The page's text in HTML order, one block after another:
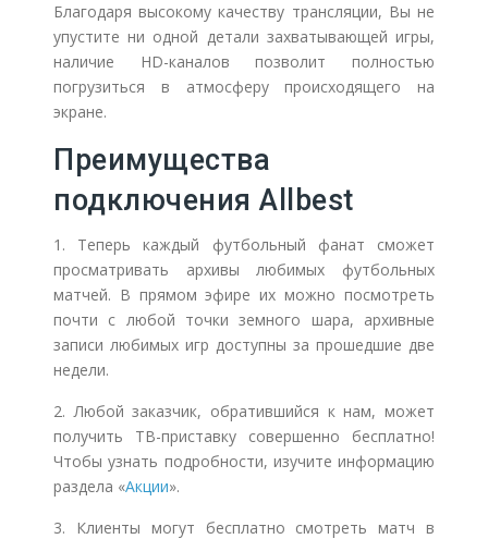
Благодаря высокому качеству трансляции, Вы не
упустите ни одной детали захватывающей игры,
наличие HD-каналов позволит полностью
погрузиться в атмосферу происходящего на
экране.
Преимущества
подключения Allbest
1. Теперь каждый футбольный фанат сможет
просматривать архивы любимых футбольных
матчей. В прямом эфире их можно посмотреть
почти с любой точки земного шара, архивные
записи любимых игр доступны за прошедшие две
недели.
2. Любой заказчик, обратившийся к нам, может
получить ТВ-приставку совершенно бесплатно!
Чтобы узнать подробности, изучите информацию
раздела «Акции».
3. Клиенты могут бесплатно смотреть матч в